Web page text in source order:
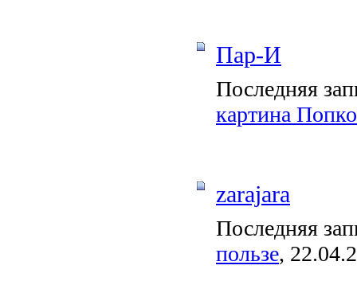
Пар-И
Последняя
картина
zarajara
Последняя
пользе,